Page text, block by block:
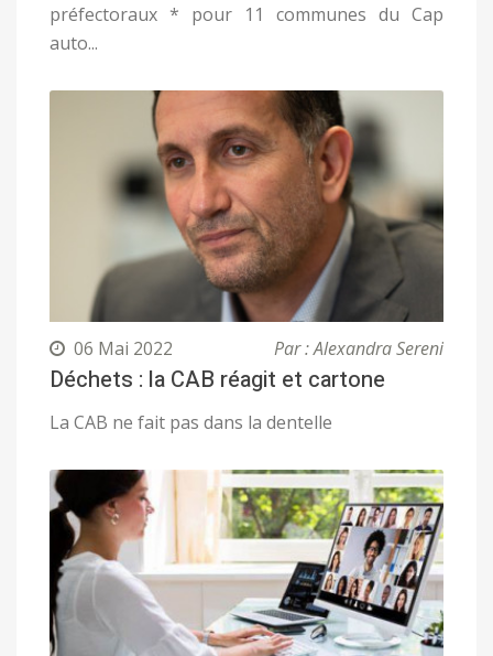
préfectoraux * pour 11 communes du Cap
auto...
06 Mai 2022 Par : Alexandra Sereni
Déchets : la CAB réagit et cartone
La CAB ne fait pas dans la dentelle